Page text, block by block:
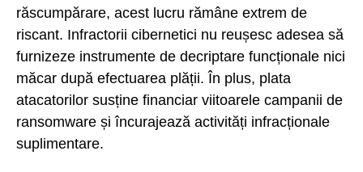
răscumpărare, acest lucru rămâne extrem de
riscant. Infractorii cibernetici nu reușesc adesea să
furnizeze instrumente de decriptare funcționale nici
măcar după efectuarea plății. În plus, plata
atacatorilor susține financiar viitoarele campanii de
ransomware și încurajează activități infracționale
suplimentare.